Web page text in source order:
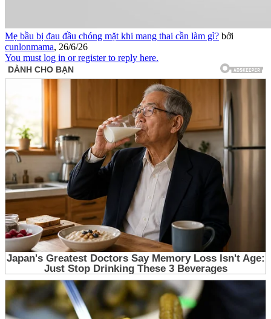
Mẹ bầu bị đau đầu chóng mặt khi mang thai cần làm gì? bởi
cunlonmama, 26/6/26
You must log in or register to reply here.